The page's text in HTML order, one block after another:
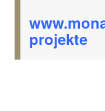
projekte